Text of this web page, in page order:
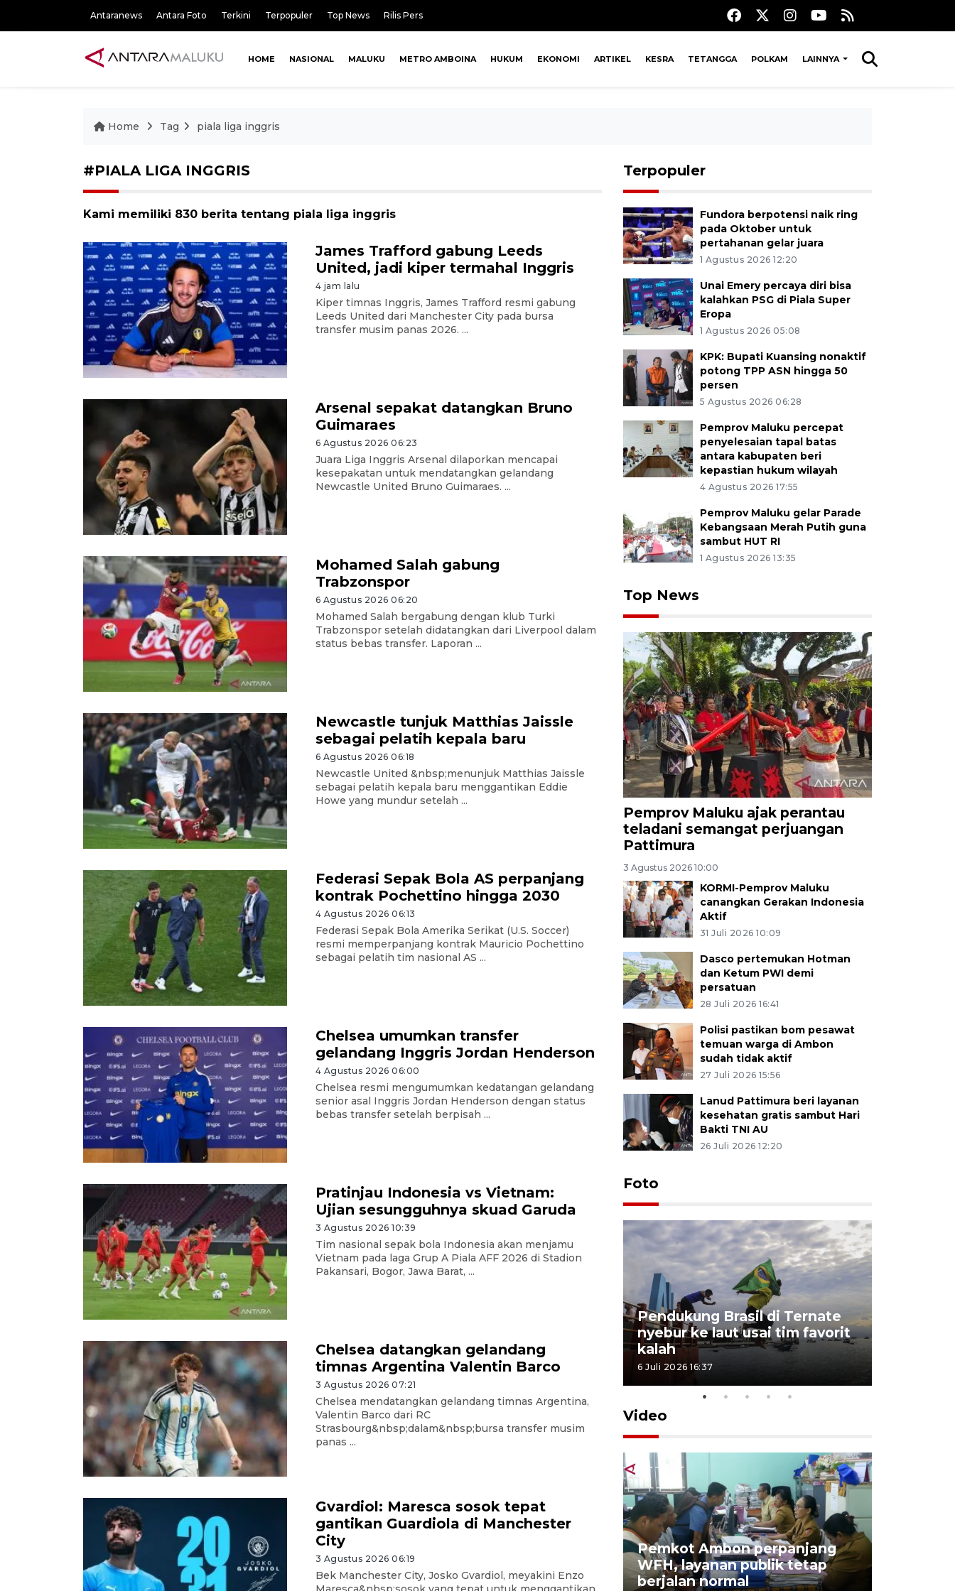
Antaranews Antara Foto Terkini Terpopuler Top News Rilis Pers
HOME NASIONAL MALUKU METRO AMBOINA HUKUM EKONOMI ARTIKEL KESRA TETANGGA POLKAM LAINNYA
Home Tag piala liga inggris
#PIALA LIGA INGGRIS
Kami memiliki 830 berita tentang piala liga inggris
James Trafford gabung Leeds
United, jadi kiper termahal Inggris
4 jam lalu
Kiper timnas Inggris, James Trafford resmi gabung
Leeds United dari Manchester City pada bursa
transfer musim panas 2026. ...
Arsenal sepakat datangkan Bruno
Guimaraes
6 Agustus 2026 06:23
Juara Liga Inggris Arsenal dilaporkan mencapai
kesepakatan untuk mendatangkan gelandang
Newcastle United Bruno Guimaraes. ...
Mohamed Salah gabung
Trabzonspor
6 Agustus 2026 06:20
Mohamed Salah bergabung dengan klub Turki
Trabzonspor setelah didatangkan dari Liverpool dalam
status bebas transfer. Laporan ...
Newcastle tunjuk Matthias Jaissle
sebagai pelatih kepala baru
6 Agustus 2026 06:18
Newcastle United &nbsp;menunjuk Matthias Jaissle
sebagai pelatih kepala baru menggantikan Eddie
Howe yang mundur setelah ...
Federasi Sepak Bola AS perpanjang
kontrak Pochettino hingga 2030
4 Agustus 2026 06:13
Federasi Sepak Bola Amerika Serikat (U.S. Soccer)
resmi memperpanjang kontrak Mauricio Pochettino
sebagai pelatih tim nasional AS ...
Chelsea umumkan transfer
gelandang Inggris Jordan Henderson
4 Agustus 2026 06:00
Chelsea resmi mengumumkan kedatangan gelandang
senior asal Inggris Jordan Henderson dengan status
bebas transfer setelah berpisah ...
Pratinjau Indonesia vs Vietnam:
Ujian sesungguhnya skuad Garuda
3 Agustus 2026 10:39
Tim nasional sepak bola Indonesia akan menjamu
Vietnam pada laga Grup A Piala AFF 2026 di Stadion
Pakansari, Bogor, Jawa Barat, ...
Chelsea datangkan gelandang
timnas Argentina Valentin Barco
3 Agustus 2026 07:21
Chelsea mendatangkan gelandang timnas Argentina,
Valentin Barco dari RC
Strasbourg&nbsp;dalam&nbsp;bursa transfer musim
panas ...
Gvardiol: Maresca sosok tepat
gantikan Guardiola di Manchester
City
3 Agustus 2026 06:19
Bek Manchester City, Josko Gvardiol, meyakini Enzo
Terpopuler
Fundora berpotensi naik ring
pada Oktober untuk
pertahanan gelar juara
1 Agustus 2026 12:20
Unai Emery percaya diri bisa
kalahkan PSG di Piala Super
Eropa
1 Agustus 2026 05:08
KPK: Bupati Kuansing nonaktif
potong TPP ASN hingga 50
persen
5 Agustus 2026 06:28
Pemprov Maluku percepat
penyelesaian tapal batas
antara kabupaten beri
kepastian hukum wilayah
4 Agustus 2026 17:55
Pemprov Maluku gelar Parade
Kebangsaan Merah Putih guna
sambut HUT RI
1 Agustus 2026 13:35
Top News
Pemprov Maluku ajak perantau
teladani semangat perjuangan
Pattimura
3 Agustus 2026 10:00
KORMI-Pemprov Maluku
canangkan Gerakan Indonesia
Aktif
31 Juli 2026 10:09
Dasco pertemukan Hotman
dan Ketum PWI demi
persatuan
28 Juli 2026 16:41
Polisi pastikan bom pesawat
temuan warga di Ambon
sudah tidak aktif
27 Juli 2026 15:56
Lanud Pattimura beri layanan
kesehatan gratis sambut Hari
Bakti TNI AU
26 Juli 2026 12:20
Foto
Pasar Higienis
5 Mei 2026 05:32
Pendukung Brasil di Ternate
nyebur ke laut usai tim favorit
kalah
6 Juli 2026 16:37
Video
ruang pada anak di lembaga
pembinaan
Pemkot Ambon perpanjang
WFH, layanan publik tetap
berjalan normal